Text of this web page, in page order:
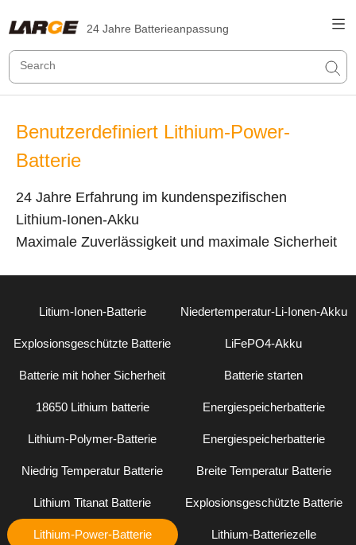
24 Jahre Batterieanpassung
Benutzerdefiniert Lithium-Power-
Batterie
24 Jahre Erfahrung im kundenspezifischen
Lithium-Ionen-Akku
Maximale Zuverlässigkeit und maximale Sicherheit
Litium-Ionen-Batterie Niedertemperatur-Li-Ionen-Akku
Explosionsgeschützte Batterie LiFePO4-Akku
Batterie mit hoher Sicherheit Batterie starten
18650 Lithium batterie Energiespeicherbatterie
Lithium-Polymer-Batterie Energiespeicherbatterie
Niedrig Temperatur Batterie Breite Temperatur Batterie
Lithium Titanat Batterie Explosionsgeschützte Batterie
Lithium-Power-Batterie Lithium-Batteriezelle